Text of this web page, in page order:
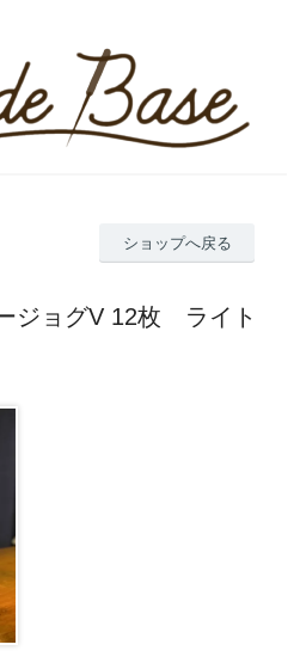
ショップへ戻る
ジョグV 12枚 ライト